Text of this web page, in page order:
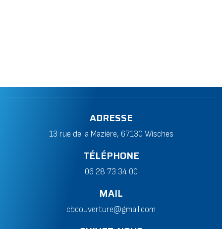
ADRESSE
13 rue de la Mazière, 67130 Wisches
TÉLÉPHONE
06 28 73 34 00
MAIL
cbcouverture@gmail.com